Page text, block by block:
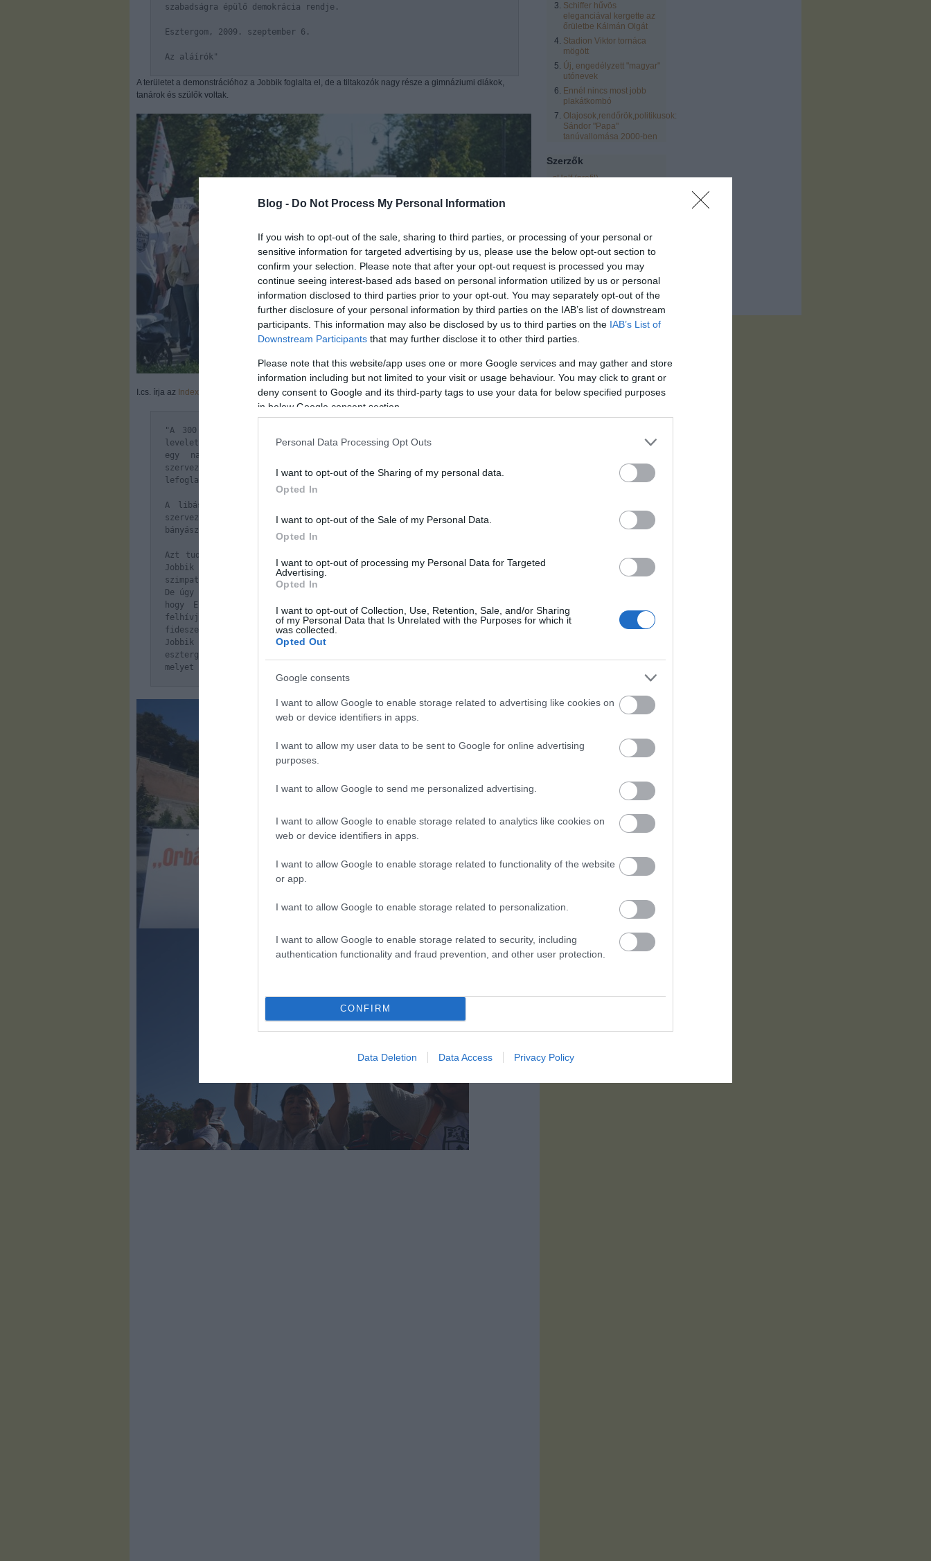
Blog - Do Not Process My Personal Information
If you wish to opt-out of the sale, sharing to third parties, or processing of your personal or
sensitive information for targeted advertising by us, please use the below opt-out section to
confirm your selection. Please note that after your opt-out request is processed you may
continue seeing interest-based ads based on personal information utilized by us or personal
information disclosed to third parties prior to your opt-out. You may separately opt-out of the
further disclosure of your personal information by third parties on the IAB’s list of downstream
participants. This information may also be disclosed by us to third parties on the IAB’s List of
Downstream Participants that may further disclose it to other third parties.
Please note that this website/app uses one or more Google services and may gather and store
information including but not limited to your visit or usage behaviour. You may click to grant or
deny consent to Google and its third-party tags to use your data for below specified purposes
in below Google consent section.
Personal Data Processing Opt Outs
I want to opt-out of the Sharing of my personal data.
Opted In
I want to opt-out of the Sale of my Personal Data.
Opted In
I want to opt-out of processing my Personal Data for Targeted
Advertising.
Opted In
I want to opt-out of Collection, Use, Retention, Sale, and/or Sharing
of my Personal Data that Is Unrelated with the Purposes for which it
was collected.
Opted Out
Google consents
I want to allow Google to enable storage related to advertising like cookies on
web or device identifiers in apps.
I want to allow my user data to be sent to Google for online advertising
purposes.
I want to allow Google to send me personalized advertising.
I want to allow Google to enable storage related to analytics like cookies on
web or device identifiers in apps.
I want to allow Google to enable storage related to functionality of the website
or app.
I want to allow Google to enable storage related to personalization.
I want to allow Google to enable storage related to security, including
authentication functionality and fraud prevention, and other user protection.
CONFIRM
Data Deletion Data Access Privacy Policy
szabadságra épülő demokrácia rendje.
Esztergom, 2009. szeptember 6.
Az aláírók"
A területet a demonstrációhoz a Jobbik foglalta el, de a tiltakozók nagy része a gimnáziumi diákok,
tanárok és szülők voltak.
I.cs. írja az Index fórumom
"A 300 fő feletti tömegből (308-an írták alá a Viktornak címzett
levelet) kb 15-20 fő Jobbikos szervező volt. Ez most nekik a városban
egy nagy pluszt hozhat, "ügyesek" voltak, hogy az interneten
szerveződő polgári tiltakozást meglovagolva egyszerűen fogták és
lefoglalták a teret a Jobbik nevében.
A libás tüntetők a Fidelitas és a Fidesz tagjai voltak, mindkét
szervezet helyi elnökét láttam, de még Kesztölcről is hoztak nyugdíjas
bányászokat, hogy többnek tűnjenek. Nem tűntek.
Azt tudni kell, hogy a háttérben komoly viták folytak arról, hogy a
Jobbik "beelőzése", térfoglalása miatt mi legyen most - a szülők,
szimpatizánsok csatlakozhatnak-e egy Jobbik bejelentésű tüntetéshez.
De úgy gondoltuk, hogy nem lehet kihagyni ezt az egy lehetőséget arra,
hogy Esztergom város díszpolgárának, Orbán Viktornak a figyelmét
felhívjuk arra, hogy amit itt helyben az ő nevében is a helyi
fideszesek művelnek, az minden, csak nem demokrácia. 308 zömében nem
Jobbik szimpatizáns, csak a gyermekük, iskolájuk jövőjéért aggódó
esztergomi és környékbeli polgár látta el aláírásával a levelet,
melyet nem sikerült átadnunk a pártelnök úrnak."
Schiffer hűvös
eleganciával kergette az
őrületbe Kálmán Olgát
Stadion Viktor tornáca
mögött
Új, engedélyzett "magyar"
utónevek
Ennél nincs most jobb
plakátkombó
Olajosok,rendőrök,politikusok:
Sándor "Papa"
tanúvallomása 2000-ben
Szerzők
sHelf (profil)
Vendégblgr ( profil)
Rozsnyai Zsolt ( profil)
LCsilla16 (profil)